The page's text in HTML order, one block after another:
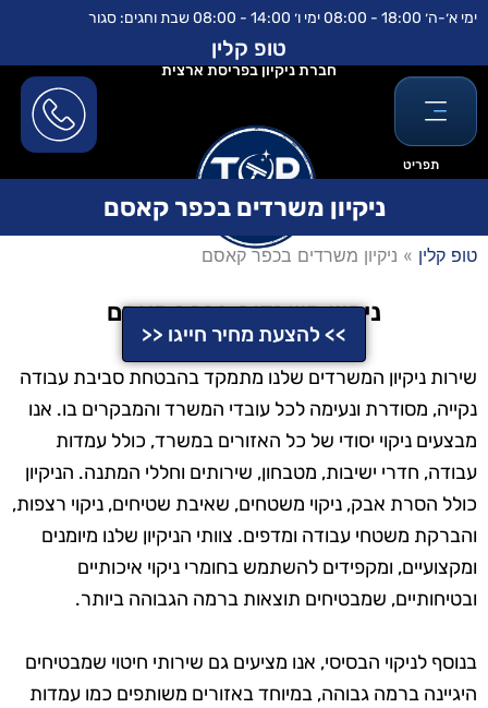
לתוכן
דילוג
ימי א׳-ה׳ 18:00 - 08:00 ימי ו׳ 14:00 - 08:00 שבת וחגים: סגור
תפריט
טופ קלין
חברת ניקיון בפריסת ארצית
ניקיון משרדים בכפר קאסם
טופ קלין » ניקיון משרדים בכפר קאסם
ניקיון משרדים בכפר קאסם
>> להצעת מחיר חייגו <<
שירות ניקיון המשרדים שלנו מתמקד בהבטחת סביבת עבודה
נקייה, מסודרת ונעימה לכל עובדי המשרד והמבקרים בו. אנו
מבצעים ניקוי יסודי של כל האזורים במשרד, כולל עמדות
עבודה, חדרי ישיבות, מטבחון, שירותים וחללי המתנה. הניקיון
כולל הסרת אבק, ניקוי משטחים, שאיבת שטיחים, ניקוי רצפות,
והברקת משטחי עבודה ומדפים. צוותי הניקיון שלנו מיומנים
ומקצועיים, ומקפידים להשתמש בחומרי ניקוי איכותיים
ובטיחותיים, שמבטיחים תוצאות ברמה הגבוהה ביותר.
בנוסף לניקוי הבסיסי, אנו מציעים גם שירותי חיטוי שמבטיחים
היגיינה ברמה גבוהה, במיוחד באזורים משותפים כמו עמדות